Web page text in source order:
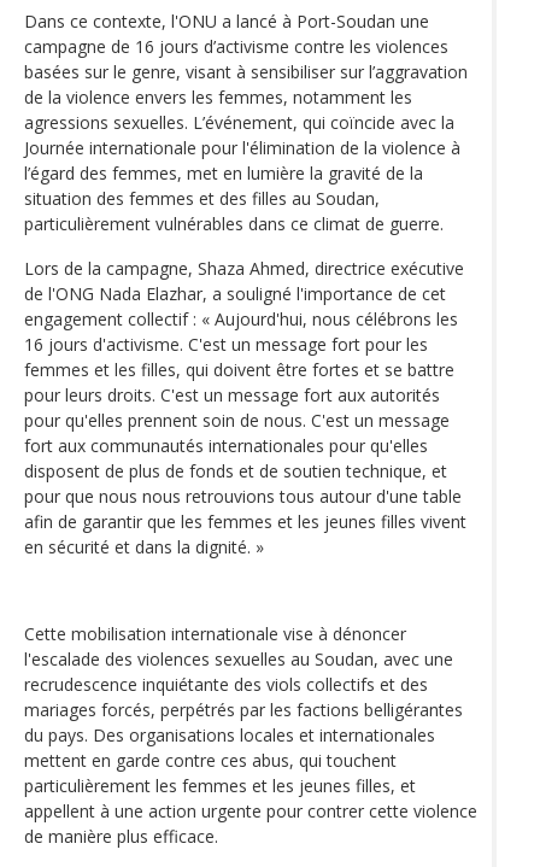
Dans ce contexte, l'ONU a lancé à Port-Soudan une
campagne de 16 jours d’activisme contre les violences
basées sur le genre, visant à sensibiliser sur l’aggravation
de la violence envers les femmes, notamment les
agressions sexuelles. L’événement, qui coïncide avec la
Journée internationale pour l'élimination de la violence à
l’égard des femmes, met en lumière la gravité de la
situation des femmes et des filles au Soudan,
particulièrement vulnérables dans ce climat de guerre.
Lors de la campagne, Shaza Ahmed, directrice exécutive
de l'ONG Nada Elazhar, a souligné l'importance de cet
engagement collectif : « Aujourd'hui, nous célébrons les
16 jours d'activisme. C'est un message fort pour les
femmes et les filles, qui doivent être fortes et se battre
pour leurs droits. C'est un message fort aux autorités
pour qu'elles prennent soin de nous. C'est un message
fort aux communautés internationales pour qu'elles
disposent de plus de fonds et de soutien technique, et
pour que nous nous retrouvions tous autour d'une table
afin de garantir que les femmes et les jeunes filles vivent
en sécurité et dans la dignité. »
Cette mobilisation internationale vise à dénoncer
l'escalade des violences sexuelles au Soudan, avec une
recrudescence inquiétante des viols collectifs et des
mariages forcés, perpétrés par les factions belligérantes
du pays. Des organisations locales et internationales
mettent en garde contre ces abus, qui touchent
particulièrement les femmes et les jeunes filles, et
appellent à une action urgente pour contrer cette violence
de manière plus efficace.